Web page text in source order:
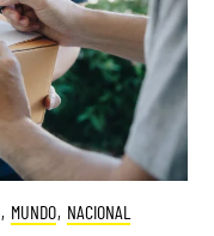
, MUNDO, NACIONAL